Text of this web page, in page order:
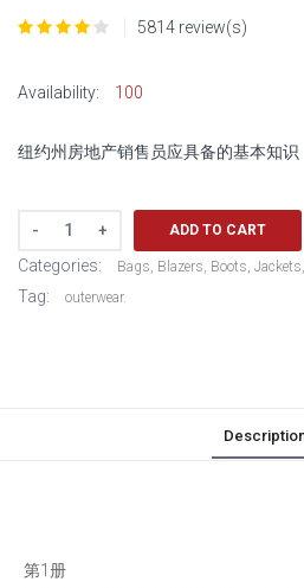
5814 review(s)
Availability: 100
纽约州房地产销售员应具备的基本知识
+
- ADD TO CART
Categories: Bags, Blazers, Boots,
Tag: outerwear.
第1册